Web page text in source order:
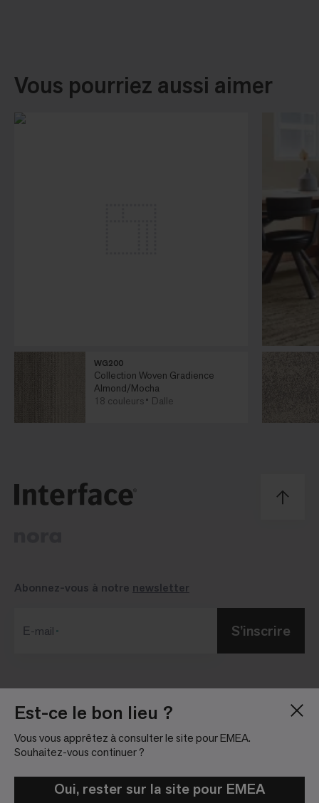
Est-ce le bon lieu ?
Vous vous apprêtez à consulter le site pour EMEA.
Souhaitez-vous continuer ?
Oui, rester sur la site pour EMEA
Vous pourriez aussi aimer
WG200
Collection Woven Gradience
Almond/Mocha
18 couleurs
Dalle
À Propos
Emploi
Relations investisseurs
Règlement sur les
Informations légales
Abonnez-vous à notre newsletter
Е-mail S’inscrire